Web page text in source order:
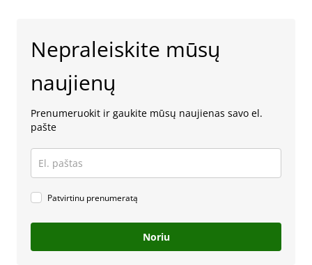
Nepraleiskite mūsų
naujienų
Prenumeruokit ir gaukite mūsų naujienas savo el.
pašte
Patvirtinu prenumeratą
Noriu